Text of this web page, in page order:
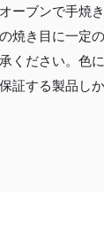
ーブンで手焼
焼き目に一定
ください。色
証する製品し